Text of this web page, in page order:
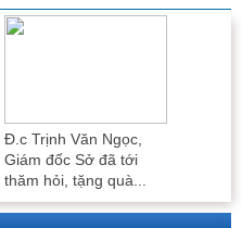
Lễ Chào cờ Tháng
6/2024